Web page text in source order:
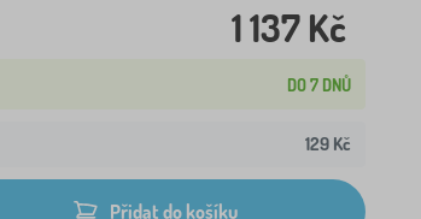
1 137 Kč
DO 7 DNŮ
129 Kč
Přidat do košíku